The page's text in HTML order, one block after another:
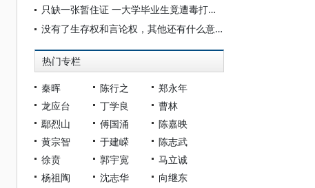
只缺一张暂住证 一大学毕业生竟遭毒打致死
没有了生存权和言论权，其他还有什么意义？
热门专栏
秦晖 陈行之
郑永年
龙应台
丁学良
曹林
鄢烈山
傅国涌
陈嘉映
黄宗智
于建嵘
陈志武
徐贲
郭宇宽
马立诚
杨祖陶
沈志华
向继东